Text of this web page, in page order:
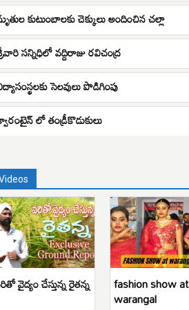
కుటుంబాలకు చెక్కులు అందించిన చల్లా
సన్నిధిలో వద్దిరాజు రవిచంద్ర
సెలవులు పొడిగింపు
లో తండ్రీకొడుకులు
వైద్యం చేస్తున్న రైతన్న fashion show at
warangal